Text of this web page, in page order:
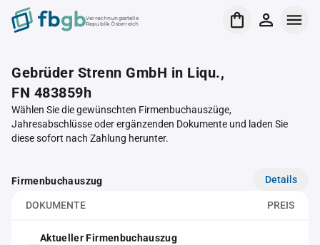
Verrechnungsstelle
Republik Österreich
Gebrüder Strenn GmbH in Liqu.,
FN 483859h
Wählen Sie die gewünschten Firmenbuchauszüge,
Jahresabschlüsse oder ergänzenden Dokumente und laden Sie
diese sofort nach Zahlung herunter.
Firmenbuchauszug Details
DOKUMENTE PREIS
Aktueller Firmenbuchauszug